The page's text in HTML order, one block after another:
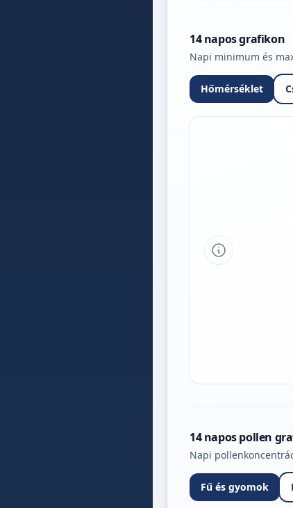
14 napos grafikon
Napi minimum és
Hőmérséklet
Tipp a
14 napos pollen
Napi
Fű és gyomok